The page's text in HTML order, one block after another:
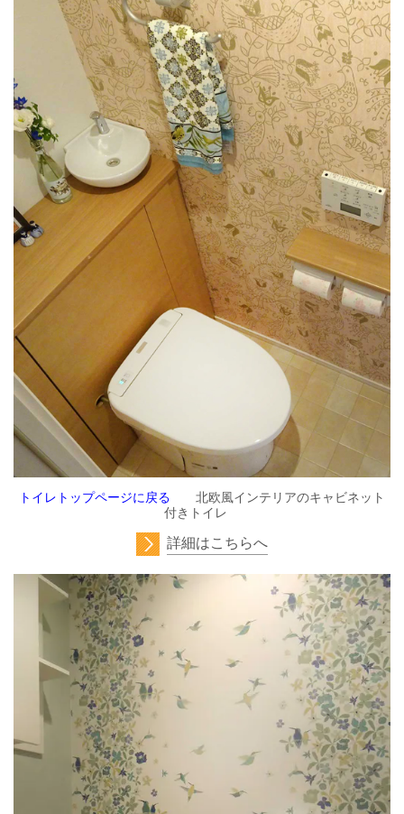
トイレトップページに戻る 北欧風インテリアのキャビネット
付きトイレ
詳細はこちらへ